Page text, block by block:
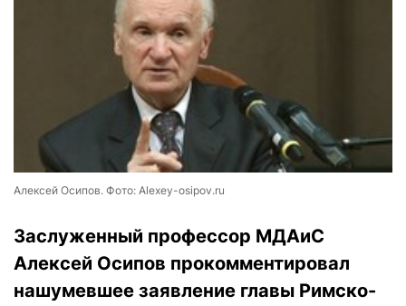
Алексей Осипов. Фото: Alexey-osipov.ru
Заслуженный профессор МДАиС
Алексей Осипов прокомментировал
нашумевшее заявление главы Римско-